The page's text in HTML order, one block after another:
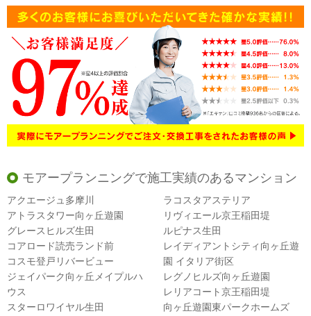
モアープランニングで施工実績のあるマンション
アクエージュ多摩川
アトラスタワー向ヶ丘遊園
グレースヒルズ生田
コアロード読売ランド前
コスモ登戸リバービュー
ジェイパーク向ヶ丘メイプルハ
ウス
スターロワイヤル生田
ラコスタアステリア
リヴィエール京王稲田堤
ルピナス生田
レイディアントシティ向ヶ丘遊
園 イタリア街区
レグノヒルズ向ヶ丘遊園
レリアコート京王稲田堤
向ヶ丘遊園東パークホームズ